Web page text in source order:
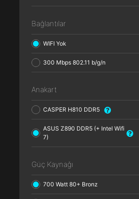
Bağlantılar
WIFI Yok
300 Mbps 802.11 b/g/n
Anakart
CASPER H810 DDR5
ASUS Z890 DDR5 (+ Intel Wifi
7)
Güç Kaynağı
700 Watt 80+ Bronz